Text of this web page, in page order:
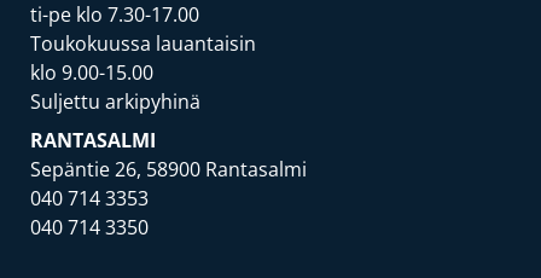
ti-pe klo 7.30-17.00
Toukokuussa lauantaisin
klo 9.00-15.00
Suljettu arkipyhinä
RANTASALMI
Sepäntie 26, 58900 Rantasalmi
040 714 3353
040 714 3350